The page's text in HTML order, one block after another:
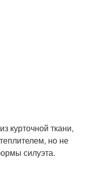
курточной ткани,
но не
силуэта.